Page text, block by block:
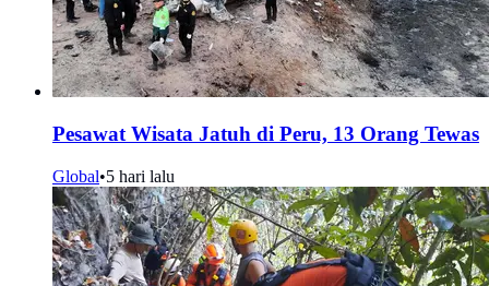
Pesawat Wisata Jatuh di Peru, 13 Orang Tewas
Global•5 hari lalu